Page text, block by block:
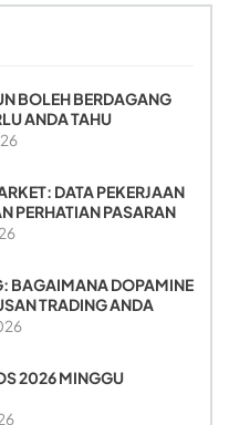
BOLEH BERDAGANG
ANDA TAHU
DATA PEKERJAAN
PERHATIAN PASARAN
BAGAIMANA DOPAMINE
TRADING ANDA
2026 MINGGU